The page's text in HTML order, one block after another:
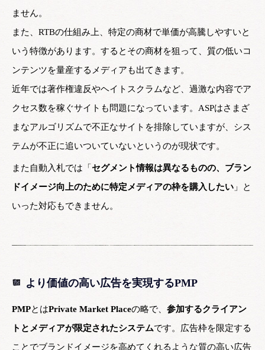
ません。
また、RTBの仕組み上、特定の商材で単価が高騰しやすいと
いう特徴があります。するとその商材を狙って、質の低いコ
ンテンツを量産するメディアも出てきます。
近年では著作権違反やヘイトスクラムなど、過激な内容でア
クセス数を稼ぐサイトも問題になっています。ASPはさまざ
まなアルゴリズムで不正なサイトを排除していますが、シス
テムが不正に追いついていないというのが現状です。
また自動入札では「 セグメント情報は異なるものの、ブラン
ドイメージ向上のために特定メディアの枠を購入したい 」と
いった対応もできません。
より価値の高い広告を実現するPMP
PMPとはPrivate Market Placeの略で、 参加するクライアン
トとメディアが限定されたシステムです。広告枠を限定する
ことでブランドイメージを高めてくれるような質の高い広告